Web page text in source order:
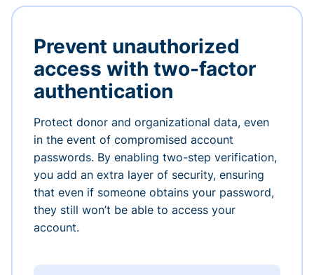
Prevent unauthorized
access with two-factor
authentication
Protect donor and organizational data, even
in the event of compromised account
passwords. By enabling two-step verification,
you add an extra layer of security, ensuring
that even if someone obtains your password,
they still won’t be able to access your
account.